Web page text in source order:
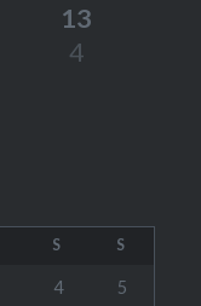
13
4
S S
4 5